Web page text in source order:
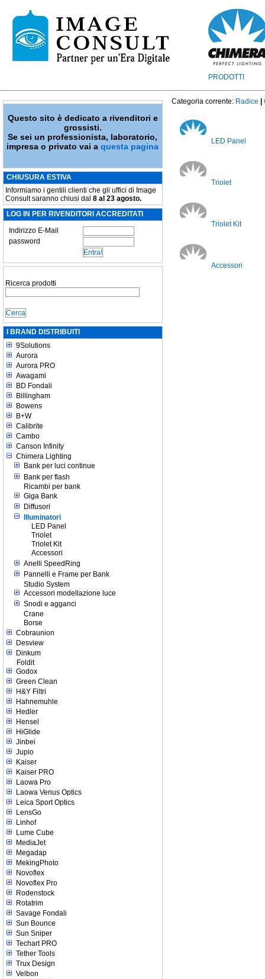
PRODOTTI
Questo sito è dedicato a rivenditori e
grossisti.
Se sei un professionista, laboratorio,
impresa o privato vai aquesta pagina
CHIUSURA ESTIVA
Informiamo i gentili clienti che gli uffici di Image
Consult saranno chiusi dal 8 al 23 agosto.
LOG IN PER RIVENDITORI ACCREDITATI
Indirizzo E-Mail
password
Ricerca prodotti
I BRAND DISTRIBUITI
9Solutions
Aurora
Aurora PRO
Awagami
BD Fondali
Billingham
Bowens
B+W
Calibrite
Cambo
Canson Infinity
Chimera Lighting
Bank per luci continue
Bank per flash
Ricambi per bank
Giga Bank
Diffusori
Illuminatori
LED Panel
Triolet
Triolet Kit
Accessori
Anelli SpeedRing
Pannelli e Frame per Bank
Studio System
Accessori modellazione luce
Snodi e agganci
Crane
Borse
Cobraunion
Desview
Dinkum
Foldit
Godox
Green Clean
H&Y Filtri
Hahnemuhle
Hedler
Hensel
HiGlide
Jinbei
Jupio
Kaiser
Kaiser PRO
Laowa Pro
Laowa Venus Optics
Leica Sport Optics
LensGo
Linhof
Lume Cube
MediaJet
Megadap
MekingPhoto
Novoflex
Novoflex Pro
Rodenstock
Rotatrim
Savage Fondali
Sun Bounce
Sun Sniper
Techart PRO
Tether Tools
Trux Design
Velbon
Categoria corrente: Radice
LED Panel
Triolet
Triolet Kit
Accessori